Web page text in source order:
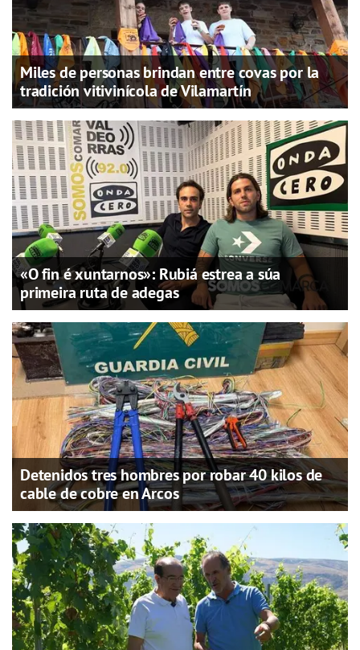
Miles de personas brindan entre covas por la
tradición vitivinícola de Vilamartín
«O fin é xuntarnos»: Rubiá estrea a súa
primeira ruta de adegas
Detenidos tres hombres por robar 40 kilos de
cable de cobre en Arcos